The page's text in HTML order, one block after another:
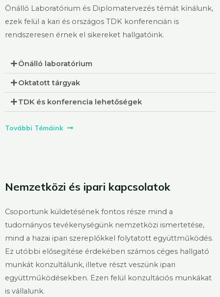
Önálló Laboratórium és Diplomatervezés témát kínálunk,
ezek felül a kari és országos TDK konferencián is
rendszeresen érnek el sikereket hallgatóink.
Önálló laboratórium
Oktatott tárgyak
TDK és konferencia lehetőségek
További Témáink
Nemzetközi és ipari kapcsolatok
Csoportunk küldetésének fontos része mind a
tudományos tevékenységünk nemzetközi ismertetése,
mind a hazai ipari szereplőkkel folytatott együttműködés.
Ez utóbbi elősegítése érdekében számos céges hallgató
munkát konzultálunk, illetve részt veszünk ipari
együttműködésekben. Ezen felül konzultációs munkákat
is vállalunk.